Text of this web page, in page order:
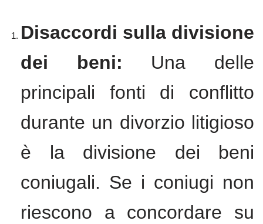
Disaccordi sulla divisione
dei beni: Una delle
principali fonti di conflitto
durante un divorzio litigioso
è la divisione dei beni
coniugali. Se i coniugi non
riescono a concordare su